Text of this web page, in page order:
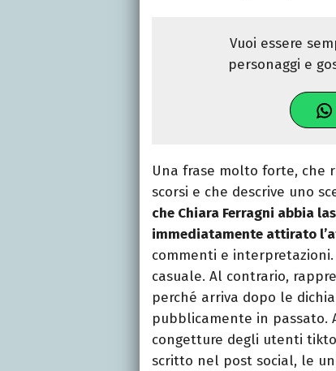
Vuoi essere
personaggi e
Una frase molto forte, che
scorsi e che descrive uno
che Chiara Ferragni abbia
immediatamente attirato
commenti e
casuale. Al contrario,
perché arriva dopo le
pubblicamente in passato.
congetture degli utenti
scritto nel post social, le